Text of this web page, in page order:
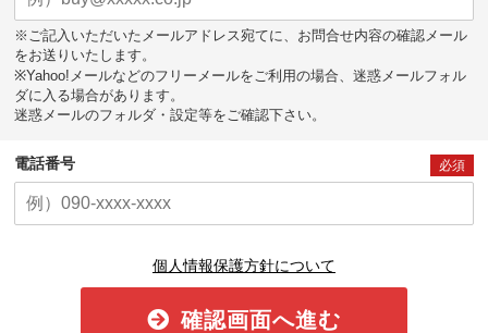
※ご記入いただいたメールアドレス宛てに、お問合せ内容の確認メール
をお送りいたします。
※Yahoo!メールなどのフリーメールをご利用の場合、迷惑メールフォル
ダに入る場合があります。
迷惑メールのフォルダ・設定等をご確認下さい。
電話番号 必須
個人情報保護方針について
確認画面へ進む